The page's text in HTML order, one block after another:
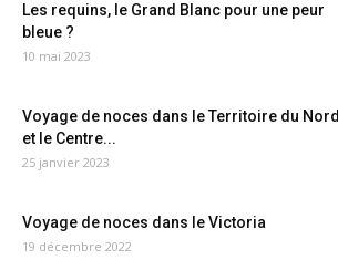
Les requins, le Grand Blanc pour une peur
bleue ?
10 mai 2023
Voyage de noces dans le Territoire du Nord
et le Centre...
25 janvier 2023
Voyage de noces dans le Victoria
19 décembre 2022